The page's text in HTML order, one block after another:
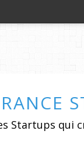
Startups qui